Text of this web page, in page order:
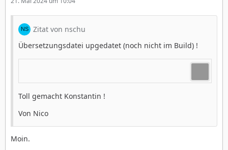
Zitat von nschu
Übersetzungsdatei upgedatet (noch nicht im Build) !
Toll gemacht Konstantin !
Von Nico
Moin.